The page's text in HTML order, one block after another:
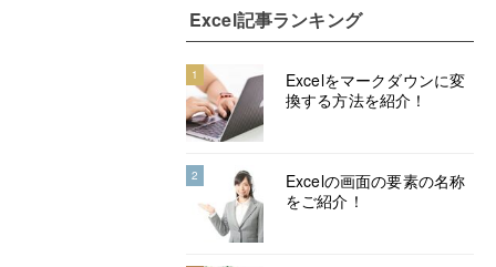
Excel記事ランキング
1
Excelをマークダウンに変
換する方法を紹介！
2
Excelの画面の要素の名称
をご紹介！